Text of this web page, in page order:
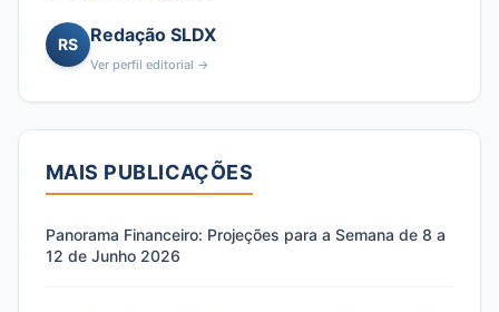
RS Redação SLDX
Ver perfil editorial →
MAIS PUBLICAÇÕES
Panorama Financeiro: Projeções para a Semana de 8 a
12 de Junho 2026